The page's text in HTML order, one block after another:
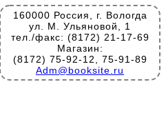
160000 Россия, г. Вологда
ул. М. Ульяновой, 1
тел./факс: (8172) 21-17-69
Магазин:
(8172) 75-92-12, 75-91-89
Adm@booksite.ru